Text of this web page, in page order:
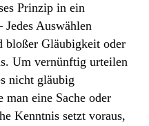
Prinzip in ein
Auswählen
bloßer Gläubigkeit oder
Um vernünftig urteilen
nicht gläubig
man eine Sache oder
Kenntnis setzt voraus,